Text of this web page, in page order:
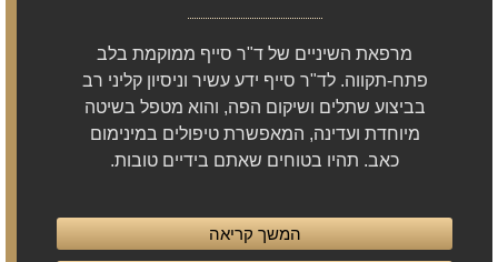
מרפאת השיניים של ד"ר סייף ממוקמת בלב
פתח-תקווה. לד"ר סייף ידע עשיר וניסיון קליני רב
בביצוע שתלים ושיקום הפה, והוא מטפל בשיטה
מיוחדת ועדינה, המאפשרת טיפולים במינימום
כאב. תהיו בטוחים שאתם בידיים טובות.
המשך קריאה